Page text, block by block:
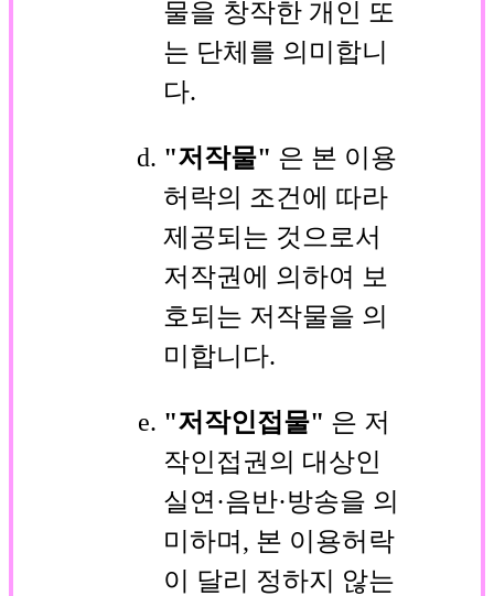
물을 창작한 개인 또
는 단체를 의미합니
다.
"저작물" 은 본 이용
허락의 조건에 따라
제공되는 것으로서
저작권에 의하여 보
호되는 저작물을 의
미합니다.
"저작인접물" 은 저
작인접권의 대상인
실연·음반·방송을 의
미하며, 본 이용허락
이 달리 정하지 않는